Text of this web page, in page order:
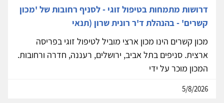
דרושות מתמחות בטיפול זוגי - לסניף רחובות של 'מכון
קשרים' - בהנהלת ד'ר רונית שרון (תנאי
מכון קשרים הינו מכון ארצי מוביל לטיפול זוגי בפריסה
ארצית. סניפים בתל אביב, ירושלים, רעננה, חדרה ורחובות.
המכון מוכר על ידי
5/8/2026